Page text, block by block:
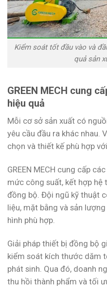
Kiểm soát tốt đầu vào và
quả sản
GREEN MECH cung
hiệu quả
Mỗi cơ sở sản xuất có
yêu cầu đầu ra khác nhau.
chọn và thiết kế phù hợp
GREEN MECH cung cấp
mức công suất, kết hợp hệ
đồng bộ. Đội ngũ kỹ thuật
liệu, mặt bằng và sản
hình phù hợp.
Giải pháp thiết bị đồng bộ
kiểm soát kích thước dăm
phát sinh. Qua đó, doanh
thu hồi thành phẩm và tối